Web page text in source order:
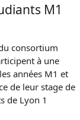
M1
consortium
à une
années M1 et
de leur stage de
de Lyon 1